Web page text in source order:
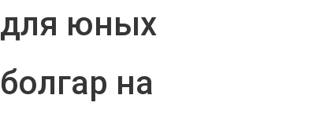
для юных
болгар на